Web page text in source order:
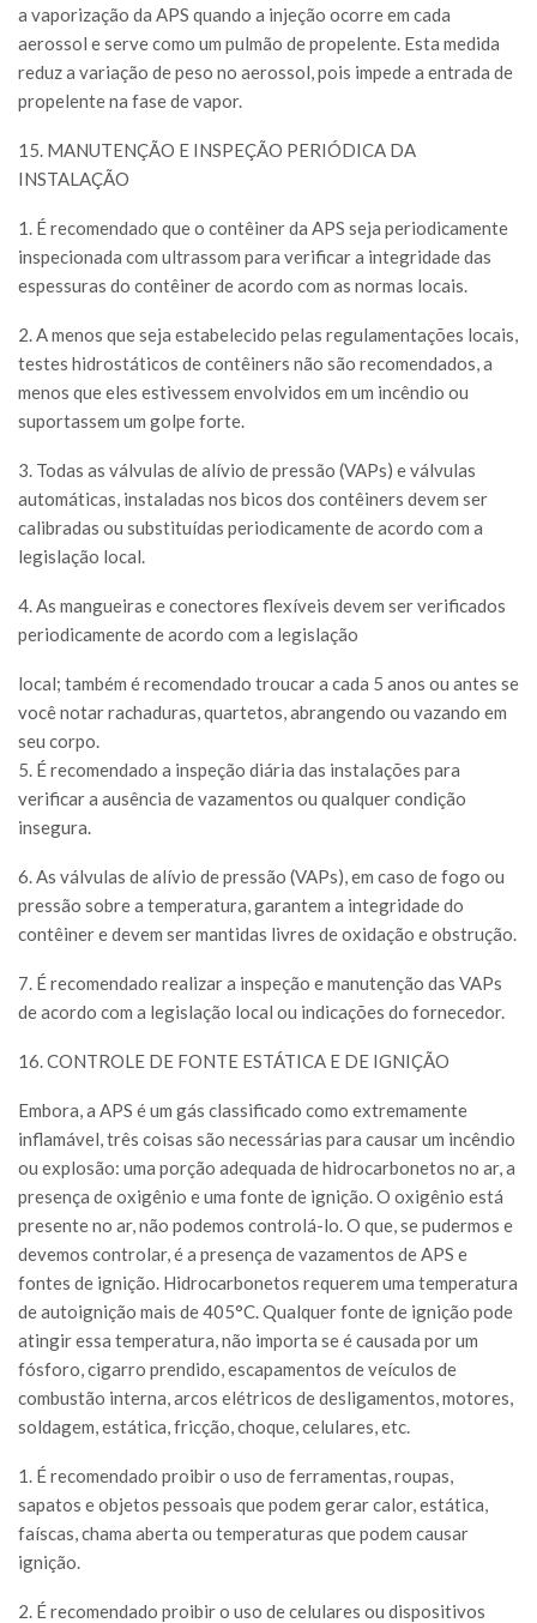
a vaporização da APS quando a injeção ocorre em cada
aerossol e serve como um pulmão de propelente. Esta medida
reduz a variação de peso no aerossol, pois impede a entrada de
propelente na fase de vapor.
15. MANUTENÇÃO E INSPEÇÃO PERIÓDICA DA
INSTALAÇÃO
1. É recomendado que o contêiner da APS seja periodicamente
inspecionada com ultrassom para verificar a integridade das
espessuras do contêiner de acordo com as normas locais.
2. A menos que seja estabelecido pelas regulamentações locais,
testes hidrostáticos de contêiners não são recomendados, a
menos que eles estivessem envolvidos em um incêndio ou
suportassem um golpe forte.
3. Todas as válvulas de alívio de pressão (VAPs) e válvulas
automáticas, instaladas nos bicos dos contêiners devem ser
calibradas ou substituídas periodicamente de acordo com a
legislação local.
4. As mangueiras e conectores flexíveis devem ser verificados
periodicamente de acordo com a legislação
local; também é recomendado troucar a cada 5 anos ou antes se
você notar rachaduras, quartetos, abrangendo ou vazando em
seu corpo.
5. É recomendado a inspeção diária das instalações para
verificar a ausência de vazamentos ou qualquer condição
insegura.
6. As válvulas de alívio de pressão (VAPs), em caso de fogo ou
pressão sobre a temperatura, garantem a integridade do
contêiner e devem ser mantidas livres de oxidação e obstrução.
7. É recomendado realizar a inspeção e manutenção das VAPs
de acordo com a legislação local ou indicações do fornecedor.
16. CONTROLE DE FONTE ESTÁTICA E DE IGNIÇÃO
Embora, a APS é um gás classificado como extremamente
inflamável, três coisas são necessárias para causar um incêndio
ou explosão: uma porção adequada de hidrocarbonetos no ar, a
presença de oxigênio e uma fonte de ignição. O oxigênio está
presente no ar, não podemos controlá-lo. O que, se pudermos e
devemos controlar, é a presença de vazamentos de APS e
fontes de ignição. Hidrocarbonetos requerem uma temperatura
de autoignição mais de 405°C. Qualquer fonte de ignição pode
atingir essa temperatura, não importa se é causada por um
fósforo, cigarro prendido, escapamentos de veículos de
combustão interna, arcos elétricos de desligamentos, motores,
soldagem, estática, fricção, choque, celulares, etc.
1. É recomendado proibir o uso de ferramentas, roupas,
sapatos e objetos pessoais que podem gerar calor, estática,
faíscas, chama aberta ou temperaturas que podem causar
ignição.
2. É recomendado proibir o uso de celulares ou dispositivos